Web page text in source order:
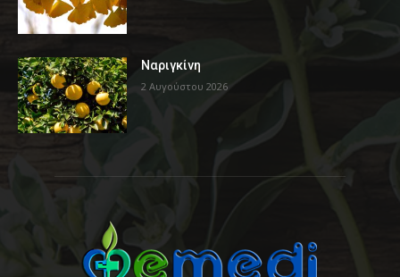
Ναριγκίνη
2 Αυγούστου 2026